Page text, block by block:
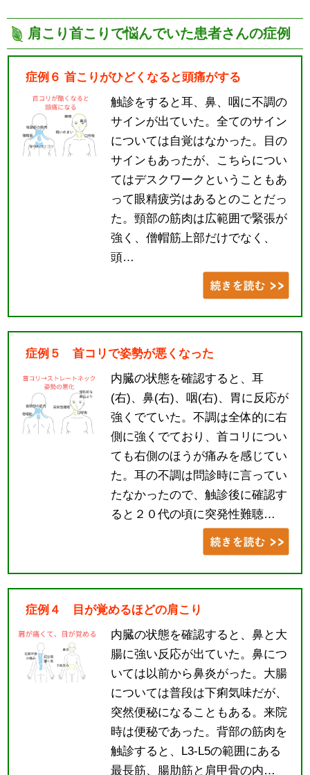
肩こり首こりで悩んでいた患者さんの症例
症例６ 首こりがひどくなると頭痛がする
触診をすると耳、鼻、咽に不調の
サインが出ていた。全てのサイン
については自覚はなかった。目の
サインもあったが、こちらについ
てはデスクワークということもあ
って眼精疲労はあるとのことだっ
た。頸部の筋肉は広範囲で緊張が
強く、僧帽筋上部だけでなく、
頭…
症例５ 首コリで姿勢が悪くなった
内臓の状態を確認すると、耳
(右)、鼻(右)、咽(右)、胃に反応が
強くでていた。不調は全体的に右
側に強くでており、首コリについ
ても右側のほうが痛みを感じてい
た。耳の不調は問診時に言ってい
たなかったので、触診後に確認す
ると２０代の頃に突発性難聴…
症例４ 目が覚めるほどの肩こり
内臓の状態を確認すると、鼻と大
腸に強い反応が出ていた。鼻につ
いては以前から鼻炎がった。大腸
については普段は下痢気味だが、
突然便秘になることもある。来院
時は便秘であった。背部の筋肉を
触診すると、L3-L5の範囲にある
最長筋、腸肋筋と肩甲骨の内…